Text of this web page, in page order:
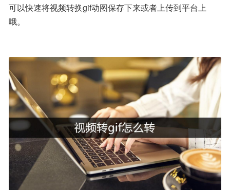
可以快速将视频转换gif动图保存下来或者上传到平台上
哦。